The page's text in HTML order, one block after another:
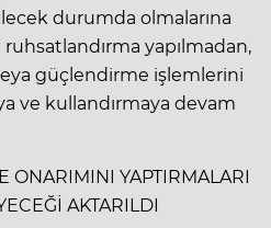
durumda olmalarına
yapılmadan,
güçlendirme işlemlerini
ve kullandırmaya devam
ONARIMINI YAPTIRMALARI
AKTARILDI